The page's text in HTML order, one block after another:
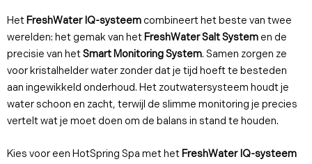
Het FreshWater IQ-systeem combineert het beste van twee
werelden: het gemak van het FreshWater Salt System en de
precisie van hetSmart Monitoring System. Samen zorgen ze
voor kristalhelder water zonder dat je tijd hoeft te besteden
aan ingewikkeld onderhoud. Het zoutwatersysteem houdt je
water schoon en zacht, terwijl de slimme monitoring je precies
vertelt wat je moet doen om de balans in stand te houden.
Kies voor een HotSpring Spa met het FreshWater IQ-systeem